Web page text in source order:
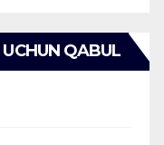
QABUL